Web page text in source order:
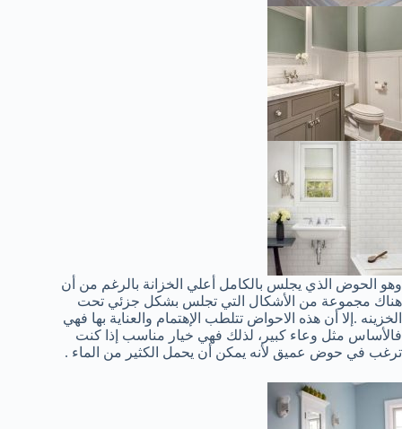
وهو الحوض الذي يجلس بالكامل أعلي الخزانة بالرغم من أن
هناك مجموعة من الأشكال التي تجلس بشكل جزئي تحت
الخزينه .إلا أن هذه الاحواض تتلطب الإهتمام والعناية بها فهي
فالأساس مثل وعاء كبير، لذلك فهي خيار مناسب إذا كنت
ترغب في حوض عميق لأنه يمكن أن يحمل الكثير من الماء .